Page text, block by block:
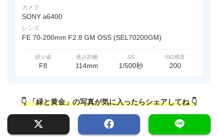
カメラ
SONY a6400
レンズ
FE 70-200mm F2.8 GM OSS (SEL70200GM)
絞り値
F8
焦点距離
114mm
SS
1/500秒
ISO感度
200
👇 「緑と黄金」の写真が気に入ったらシェアしてね 👇